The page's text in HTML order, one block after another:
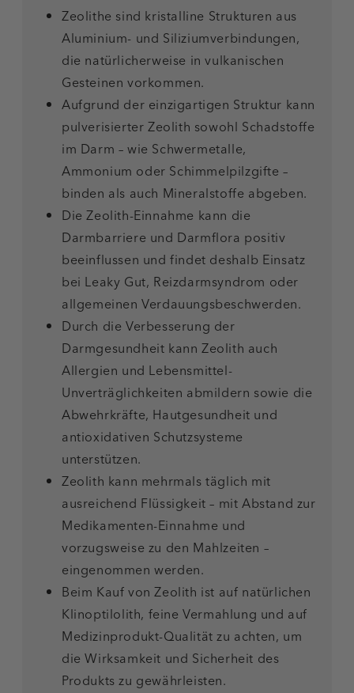
Zeolithe sind kristalline Strukturen aus
Aluminium- und Siliziumverbindungen,
die natürlicherweise in vulkanischen
Gesteinen vorkommen.
Aufgrund der einzigartigen Struktur kann
pulverisierter Zeolith sowohl Schadstoffe
im Darm – wie Schwermetalle,
Ammonium oder Schimmelpilzgifte –
binden als auch Mineralstoffe abgeben.
Die Zeolith-Einnahme kann die
Darmbarriere und Darmflora positiv
beeinflussen und findet deshalb Einsatz
bei Leaky Gut, Reizdarmsyndrom oder
allgemeinen Verdauungsbeschwerden.
Durch die Verbesserung der
Darmgesundheit kann Zeolith auch
Allergien und Lebensmittel-
Unverträglichkeiten abmildern sowie die
Abwehrkräfte, Hautgesundheit und
antioxidativen Schutzsysteme
unterstützen.
Zeolith kann mehrmals täglich mit
ausreichend Flüssigkeit – mit Abstand zur
Medikamenten-Einnahme und
vorzugsweise zu den Mahlzeiten –
eingenommen werden.
Beim Kauf von Zeolith ist auf natürlichen
Klinoptilolith, feine Vermahlung und auf
Medizinprodukt-Qualität zu achten, um
die Wirksamkeit und Sicherheit des
Produkts zu gewährleisten.